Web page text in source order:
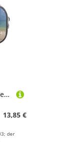
HAHAFU Schönes Flamingo-Federmäppchen, transparentes PVC-Federmäppchen, Make-up-Tasche für Schule, Büro, Reisen, Fitnessstudio, Zubehör, Organizer (komplett bedruckte Vorderseite)
13,85 €
der